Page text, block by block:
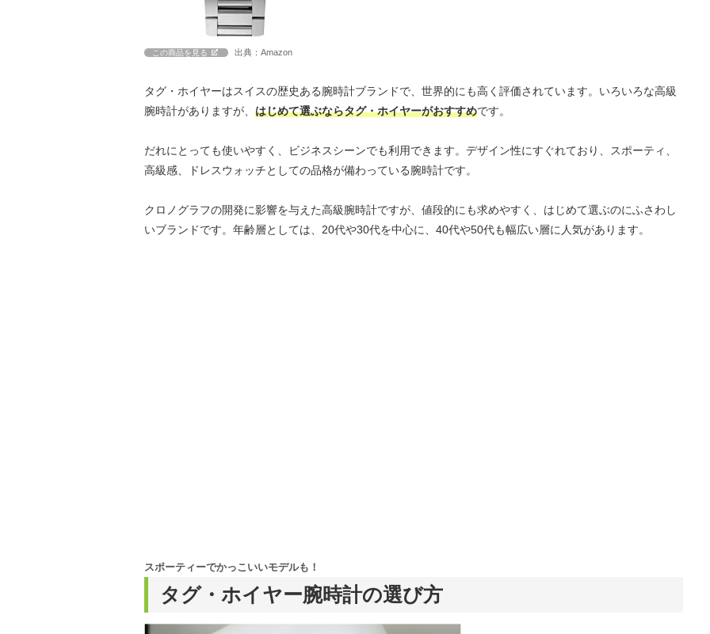
この商品を見る 出典：Amazon
タグ・ホイヤーはスイスの歴史ある腕時計ブランドで、世界的にも高く評価されています。いろいろな高級
腕時計がありますが、 はじめて選ぶならタグ・ホイヤーがおすすめです。
だれにとっても使いやすく、ビジネスシーンでも利用できます。デザイン性にすぐれており、スポーティ、
高級感、ドレスウォッチとしての品格が備わっている腕時計です。
クロノグラフの開発に影響を与えた高級腕時計ですが、値段的にも求めやすく、はじめて選ぶのにふさわし
いブランドです。年齢層としては、20代や30代を中心に、40代や50代も幅広い層に人気があります。
タグ・ホイヤー腕時計の選び方
スポーティーでかっこいいモデルも！